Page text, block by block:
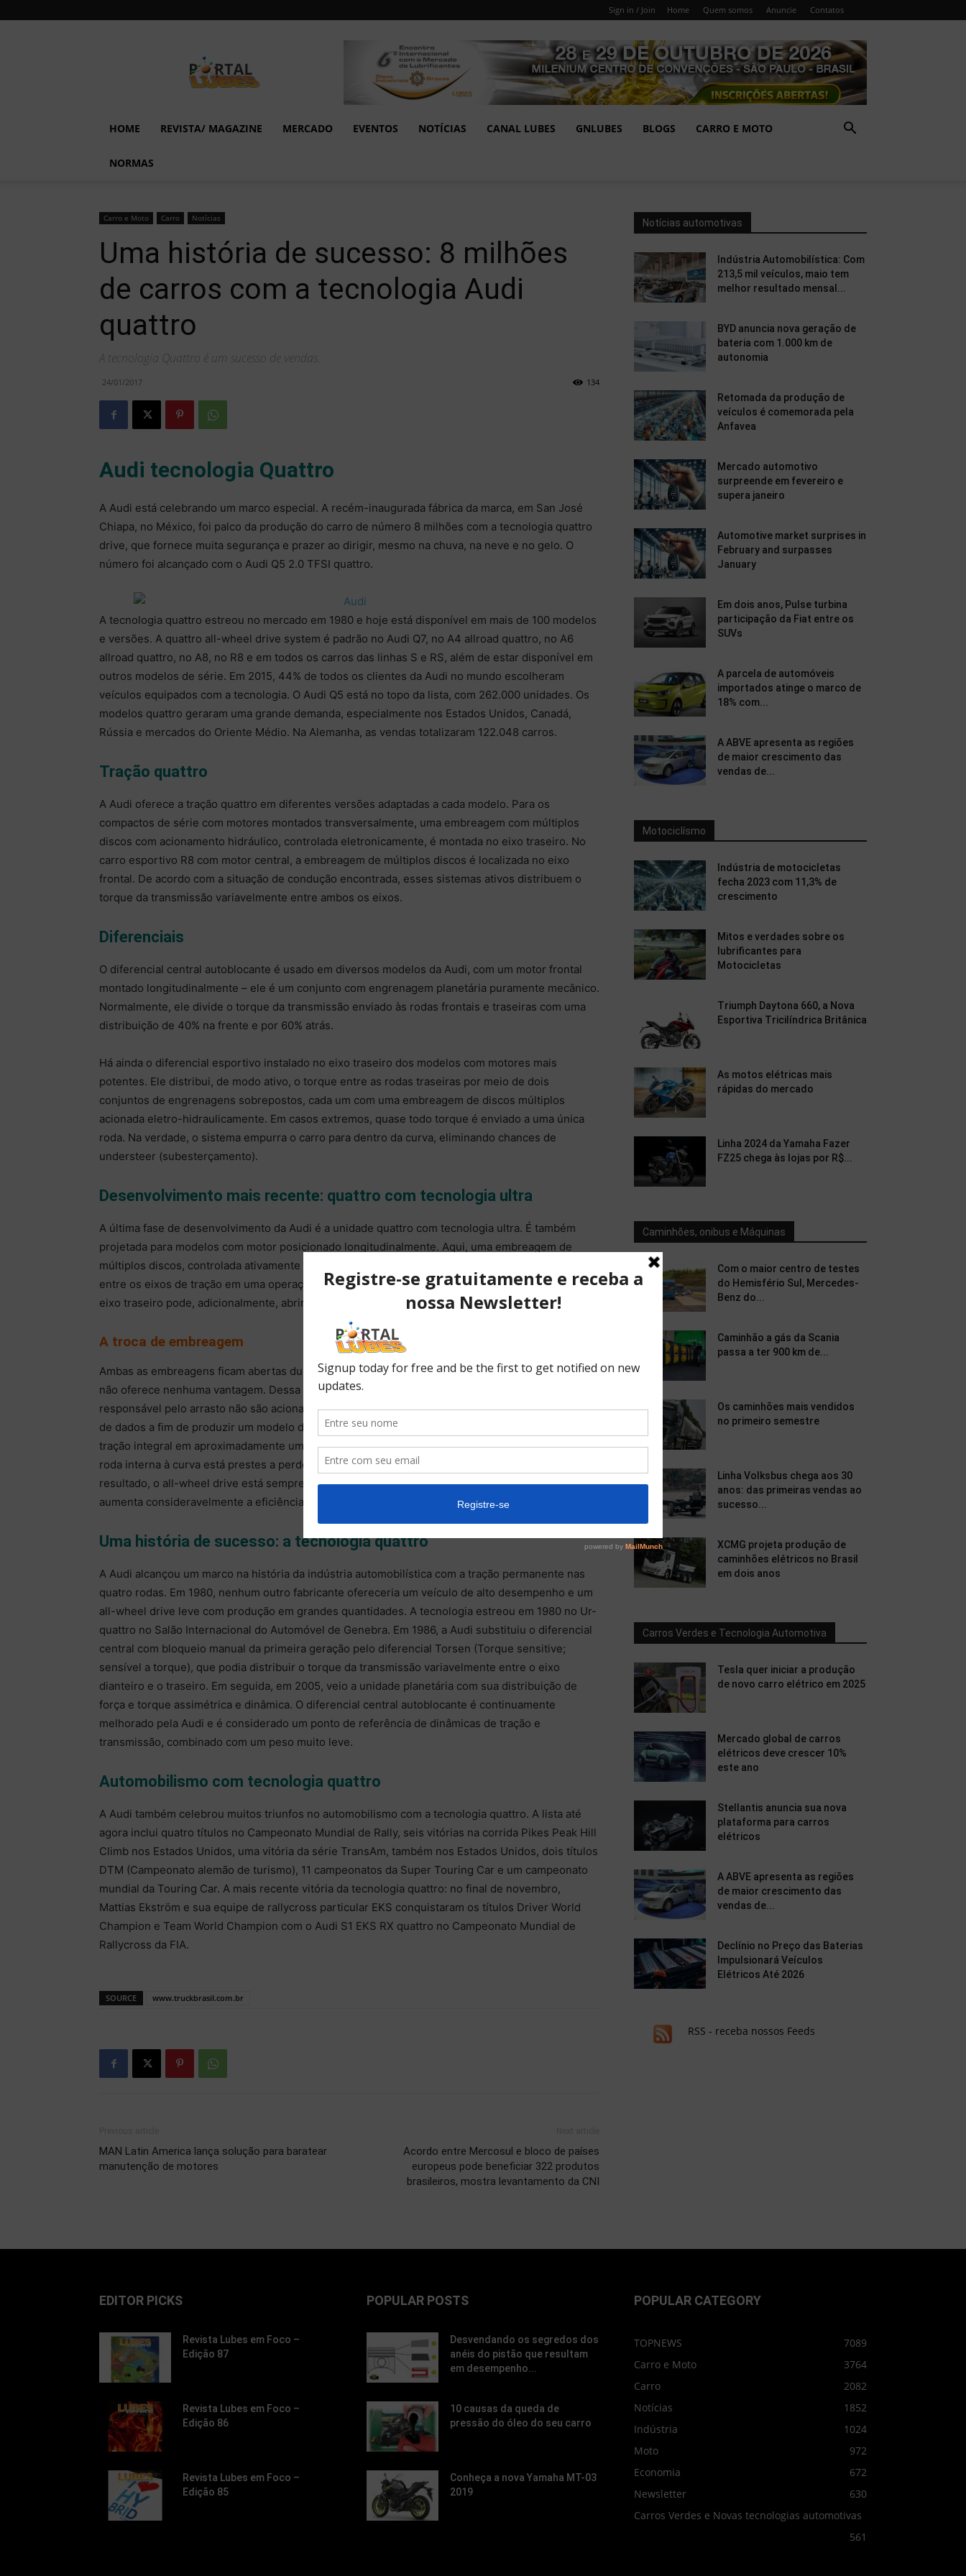
Sign in / Join Home Quem somos Anuncie Contatos
em
Foco
HOME REVISTA/ MAGAZINE MERCADO EVENTOS NOTÍCIAS CANAL LUBES GNLUBES BLOGS CARRO E MOTO
NORMAS
Carro e Moto Carro Notícias
Uma história de sucesso: 8 milhões
de carros com a tecnologia Audi
quattro
A tecnologia Quattro é um sucesso de vendas.
24/01/2017 134
Audi tecnologia Quattro
A Audi está celebrando um marco especial. A recém-inaugurada fábrica da marca, em San José
Chiapa, no México, foi palco da produção do carro de número 8 milhões com a tecnologia quattro
drive, que fornece muita segurança e prazer ao dirigir, mesmo na chuva, na neve e no gelo. O
número foi alcançado com o Audi Q5 2.0 TFSI quattro.
A tecnologia quattro estreou no mercado em 1980 e hoje está disponível em mais de 100 modelos
e versões. A quattro all-wheel drive system é padrão no Audi Q7, no A4 allroad quattro, no A6
allroad quattro, no A8, no R8 e em todos os carros das linhas S e RS, além de estar disponível em
outros modelos de série. Em 2015, 44% de todos os clientes da Audi no mundo escolheram
veículos equipados com a tecnologia. O Audi Q5 está no topo da lista, com 262.000 unidades. Os
modelos quattro geraram uma grande demanda, especialmente nos Estados Unidos, Canadá,
Rússia e mercados do Oriente Médio. Na Alemanha, as vendas totalizaram 122.048 carros.
Tração quattro
A Audi oferece a tração quattro em diferentes versões adaptadas a cada modelo. Para os
compactos de série com motores montados transversalmente, uma embreagem com múltiplos
discos com acionamento hidráulico, controlada eletronicamente, é montada no eixo traseiro. No
carro esportivo R8 com motor central, a embreagem de múltiplos discos é localizada no eixo
frontal. De acordo com a situação de condução encontrada, esses sistemas ativos distribuem o
torque da transmissão variavelmente entre ambos os eixos.
Diferenciais
O diferencial central autoblocante é usado em diversos modelos da Audi, com um motor frontal
montado longitudinalmente – ele é um conjunto com engrenagem planetária puramente mecânico.
Normalmente, ele divide o torque da transmissão enviado às rodas frontais e traseiras com uma
distribuição de 40% na frente e por 60% atrás.
Há ainda o diferencial esportivo instalado no eixo traseiro dos modelos com motores mais
potentes. Ele distribui, de modo ativo, o torque entre as rodas traseiras por meio de dois
conjuntos de engrenagens sobrepostos, cada um com uma embreagem de discos múltiplos
acionada eletro-hidraulicamente. Em casos extremos, quase todo torque é enviado a uma única
roda. Na verdade, o sistema empurra o carro para dentro da curva, eliminando chances de
understeer (subesterçamento).
Desenvolvimento mais recente: quattro com tecnologia ultra
A última fase de desenvolvimento da Audi é a unidade quattro com tecnologia ultra. É também
projetada para modelos com motor posicionado longitudinalmente. Aqui, uma embreagem de
múltiplos discos, controlada ativamente no final da transmissão, distribui variavelmente o torque
entre os eixos de tração em uma operação do all-wheel drive. Um desacoplador no diferencial do
eixo traseiro pode, adicionalmente, abrir a conexão às rodas traseiras.
A troca de embreagem
Ambas as embreagens ficam abertas durante o momento de condução quando o all-wheel drive
não oferece nenhuma vantagem. Dessa forma, as peças do sistema de transmissão traseiro
responsável pelo arrasto não são acionadas. A unidade de controle do sistema usa uma infinidade
de dados a fim de produzir um modelo do estado do veículo, antecipando a atuação do sistema de
tração integral em aproximadamente um segundo. Caso o sistema detecte, por exemplo, que a
roda interna à curva está prestes a perder aderência, alterna para o all-wheel drive. Como
resultado, o all-wheel drive está sempre pronto quando for necessário. Esse novo conceito
aumenta consideravelmente a eficiência sem diminuir a tração ou a dinâmica de condução.
Uma história de sucesso: a tecnologia quattro
A Audi alcançou um marco na história da indústria automobilística com a tração permanente nas
quatro rodas. Em 1980, nenhum outro fabricante ofereceria um veículo de alto desempenho e um
all-wheel drive leve com produção em grandes quantidades. A tecnologia estreou em 1980 no Ur-
quattro no Salão Internacional do Automóvel de Genebra. Em 1986, a Audi substituiu o diferencial
central com bloqueio manual da primeira geração pelo diferencial Torsen (Torque sensitive;
sensível a torque), que podia distribuir o torque da transmissão variavelmente entre o eixo
dianteiro e o traseiro. Em seguida, em 2005, veio a unidade planetária com sua distribuição de
força e torque assimétrica e dinâmica. O diferencial central autoblocante é continuamente
melhorado pela Audi e é considerado um ponto de referência de dinâmicas de tração e
transmissão, combinado com um peso muito leve.
Automobilismo com tecnologia quattro
A Audi também celebrou muitos triunfos no automobilismo com a tecnologia quattro. A lista até
agora inclui quatro títulos no Campeonato Mundial de Rally, seis vitórias na corrida Pikes Peak Hill
Climb nos Estados Unidos, uma vitória da série TransAm, também nos Estados Unidos, dois títulos
DTM (Campeonato alemão de turismo), 11 campeonatos da Super Touring Car e um campeonato
mundial da Touring Car. A mais recente vitória da tecnologia quattro: no final de novembro,
Mattias Ekström e sua equipe de rallycross particular EKS conquistaram os títulos Driver World
Champion e Team World Champion com o Audi S1 EKS RX quattro no Campeonato Mundial de
Rallycross da FIA.
SOURCE www.truckbrasil.com.br
MAN Latin America lança solução para baratear
manutenção de motores
Acordo entre Mercosul e bloco de países
europeus pode beneficiar 322 produtos
brasileiros, mostra levantamento da CNI
Notícias automotivas
Indústria Automobilística: Com
213,5 mil veículos, maio tem
melhor resultado mensal...
BYD anuncia nova geração de
bateria com 1.000 km de
autonomia
Retomada da produção de
veículos é comemorada pela
Anfavea
Mercado automotivo
surpreende em fevereiro e
supera janeiro
Automotive market surprises in
February and surpasses
January
Em dois anos, Pulse turbina
participação da Fiat entre os
SUVs
A parcela de automóveis
importados atinge o marco de
18% com...
A ABVE apresenta as regiões
de maior crescimento das
vendas de...
Motociclísmo
Indústria de motocicletas
fecha 2023 com 11,3% de
crescimento
Mitos e verdades sobre os
lubrificantes para
Motocicletas
Triumph Daytona 660, a Nova
Esportiva Tricilíndrica Britânica
As motos elétricas mais
rápidas do mercado
Linha 2024 da Yamaha Fazer
FZ25 chega às lojas por R$...
Caminhões, onibus e Máquinas
Com o maior centro de testes
do Hemisfério Sul, Mercedes-
Benz do...
Caminhão a gás da Scania
passa a ter 900 km de...
Os caminhões mais vendidos
no primeiro semestre
Linha Volksbus chega aos 30
anos: das primeiras vendas ao
sucesso...
XCMG projeta produção de
caminhões elétricos no Brasil
em dois anos
Carros Verdes e Tecnologia Automotiva
Tesla quer iniciar a produção
de novo carro elétrico em 2025
Mercado global de carros
elétricos deve crescer 10%
este ano
Stellantis anuncia sua nova
plataforma para carros
elétricos
A ABVE apresenta as regiões
de maior crescimento das
vendas de...
Declínio no Preço das Baterias
Impulsionará Veículos
Elétricos Até 2026
RSS - receba nossos Feeds
EDITOR PICKS
Revista Lubes em Foco –
Edição 87
Revista Lubes em Foco –
Edição 86
Revista Lubes em Foco –
Edição 85
POPULAR POSTS
Desvendando os segredos dos
anéis do pistão que resultam
em desempenho...
10 causas da queda de
pressão do óleo do seu carro
Conheça a nova Yamaha MT-03
2019
POPULAR CATEGORY
TOPNEWS
7089
Carro e Moto
3764
Carro
2082
Notícias
1852
Indústria
1024
Moto
972
Economia
672
Newsletter
630
Carros Verdes e Novas tecnologias automotivas
561